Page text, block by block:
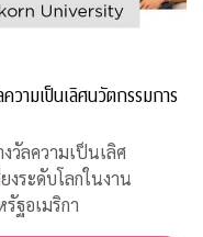
วามเป็นเลิศนวัตกรรมการ
วัลความเป็นเลิศ
งระดับโลกในงาน
ฐอเมริกา